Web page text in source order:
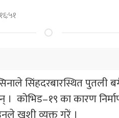
सिंहदरबारस्थित पुतली
का कारण